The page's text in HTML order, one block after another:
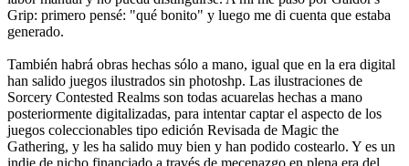
Grip: primero pensé: "qué bonito" y luego me di cuenta que estaba
generado.
También habrá obras hechas sólo a mano, igual que en la era digital
han salido juegos ilustrados sin photoshp. Las ilustraciones de
Sorcery Contested Realms son todas acuarelas hechas a mano
posteriormente digitalizadas, para intentar captar el aspecto de los
juegos coleccionables tipo edición Revisada de Magic the
Gathering, y les ha salido muy bien y han podido costearlo. Y es un
indie de nicho financiado a través de mecenazgo en plena era del